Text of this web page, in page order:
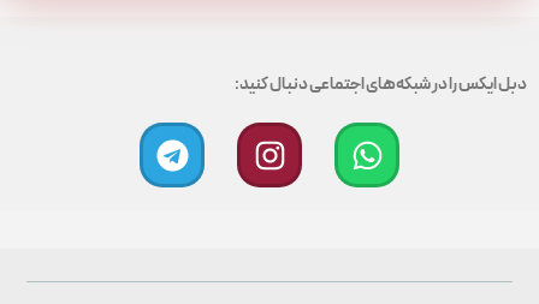
دبل ایکس را در شبکه‌های اجتماعی دنبال کنید: